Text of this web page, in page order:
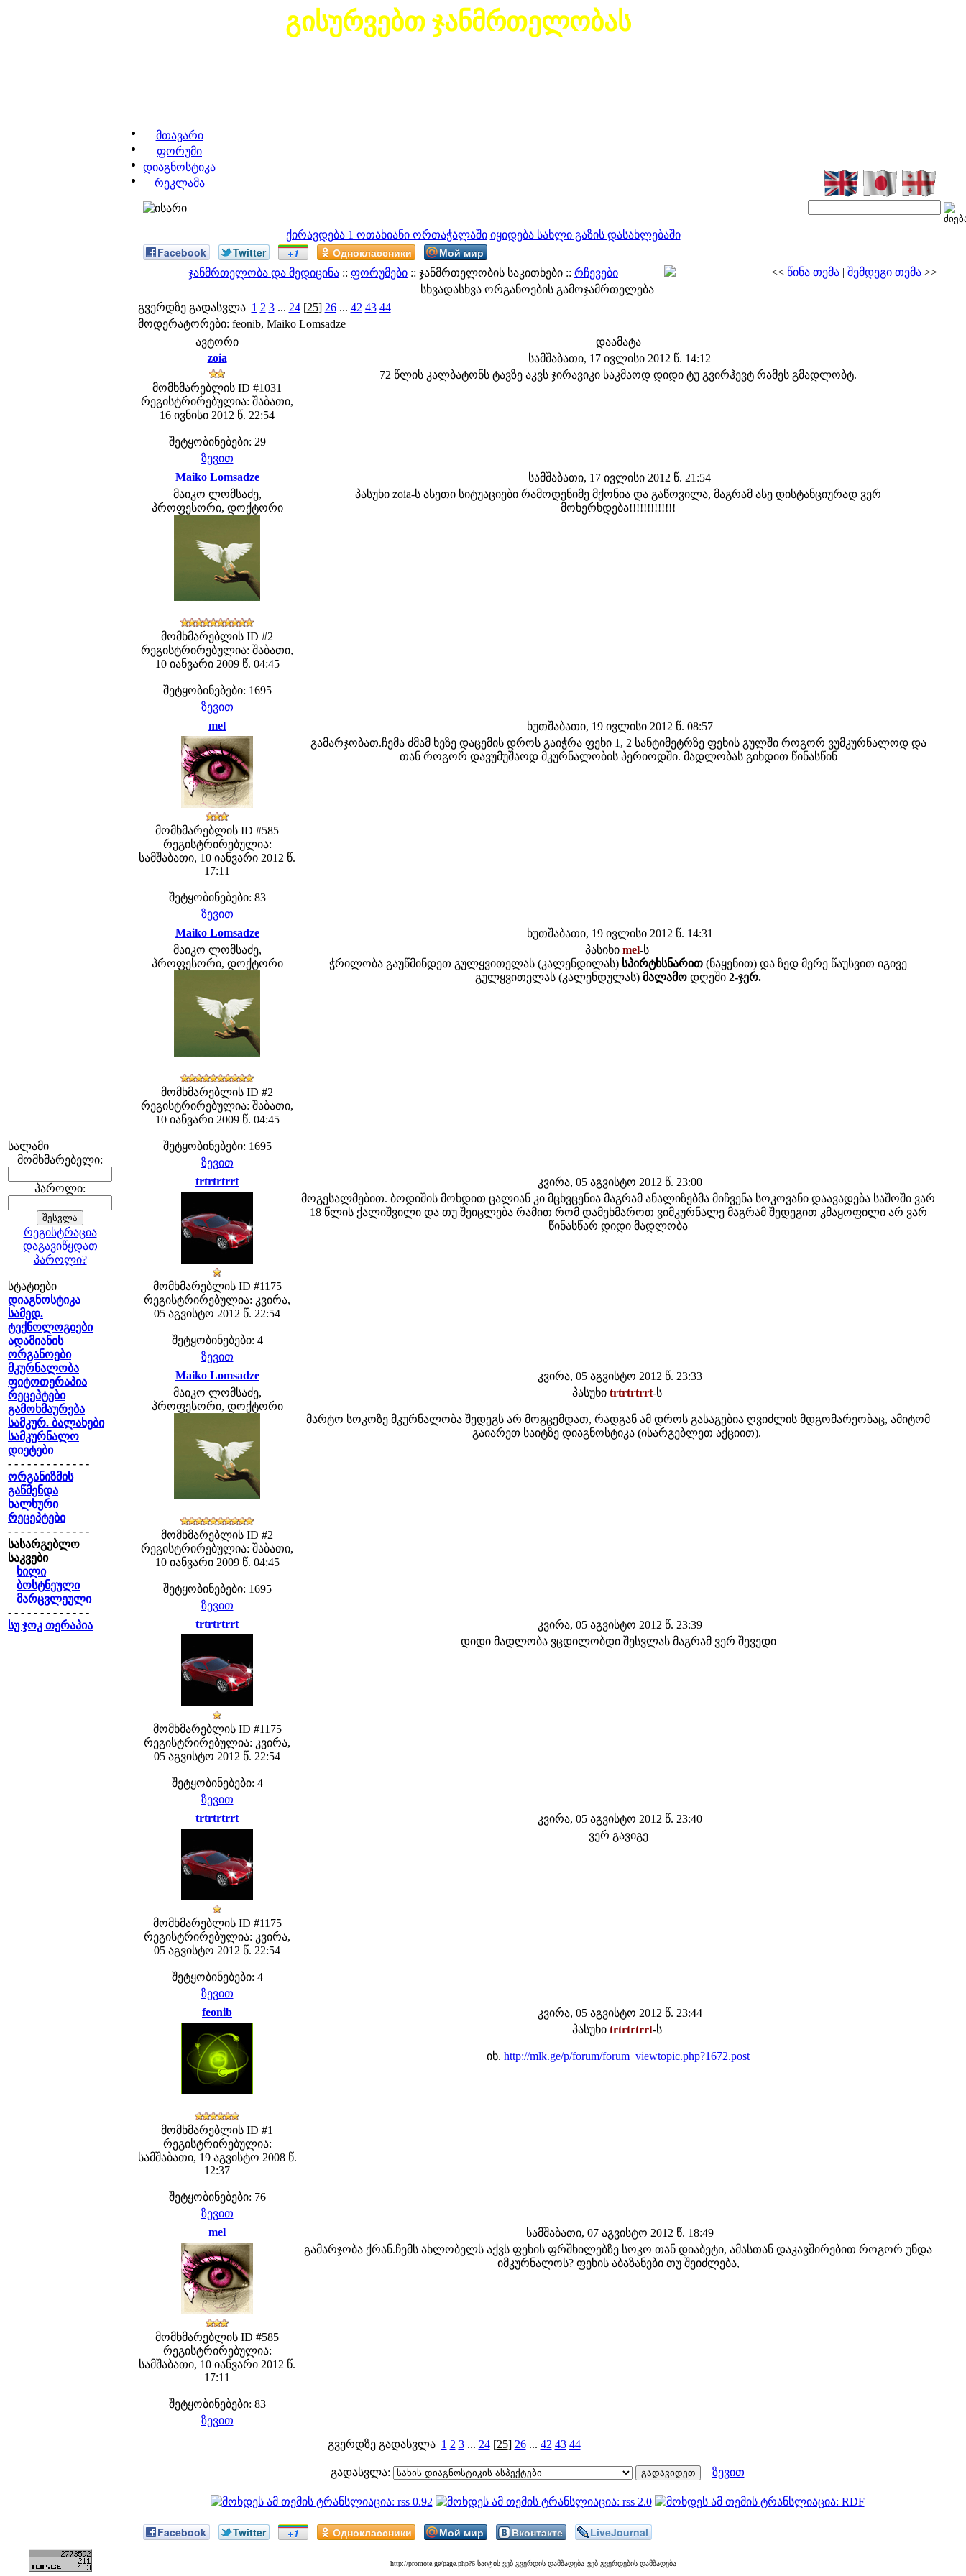
გისურვებთ ჯანმრთელობას
მთავარი
ფორუმი
დიაგნოსტიკა
რეკლამა
ქირავდება 1 ოთახიანი ორთაჭალაში იყიდება სახლი გაზის დასახლებაში
სალამი
მომხმარებელი:
პაროლი:
რეგისტრაცია
დაგავიწყდათ
პაროლი?
სტატიები
დიაგნოსტიკა
სამედ.
ტექნოლოგიები
ადამიანის
ორგანოები
მკურნალობა
ფიტოთერაპია
რეცეპტები
გამოხმაურება
სამკურ. ბალახები
სამკურნალო
დიეტები
- - - - - - - - - - - - -
ორგანიზმის
გაწმენდა
ხალხური
რეცეპტები
- - - - - - - - - - - - -
სასარგებლო
საკვები
ხილი
ბოსტნეული
მარცვლეული
- - - - - - - - - - - - -
სუ ჯოკ თერაპია
Facebook Twitter +1 Одноклассники Мой мир
ჯანმრთელობა და მედიცინა :: ფორუმები :: ჯანმრთელობის საკითხები :: რჩევები << წინა თემა| შემდეგი თემა>>
სხვადასხვა ორგანოების გამოჯამრთელება
გვერდზე გადასვლა 1 2 3... 24[25] 26... 42 43 44
მოდერატორები: feonib, Maiko Lomsadze
ავტორი
დაამატა
zoia
სამშაბათი, 17 ივლისი 2012 წ. 14:12
მომხმარებლის ID #1031
რეგისტრირებულია: შაბათი,
16 ივნისი 2012 წ. 22:54
შეტყობინებები: 29
72 წლის კალბატონს ტავზე აკვს ჯირავიკი საკმაოდ დიდი ტუ გვირჰევტ რამეს გმადლობტ.
ზევით
Maiko Lomsadze
სამშაბათი, 17 ივლისი 2012 წ. 21:54
მაიკო ლომსაძე,
პროფესორი, დოქტორი
მომხმარებლის ID #2
რეგისტრირებულია: შაბათი,
10 იანვარი 2009 წ. 04:45
შეტყობინებები: 1695
პასუხი zoia-ს ასეთი სიტუაციები რამოდენიმე მქონია და გაწოვილა, მაგრამ ასე დისტანციურად ვერ
მოხერხდება!!!!!!!!!!!!!
ზევით
mel
ხუთშაბათი, 19 ივლისი 2012 წ. 08:57
მომხმარებლის ID #585
რეგისტრირებულია:
სამშაბათი, 10 იანვარი 2012 წ.
17:11
შეტყობინებები: 83
გამარჯობათ.ჩემა ძმამ ხეზე დაცემის დროს გაიჭრა ფეხი 1, 2 სანტიმეტრზე ფეხის გულში როგორ ვუმკურნალოდ და
თან როგორ დავუმუშაოდ მკურნალობის პერიოდში. მადლობას გიხდით წინასწინ
ზევით
Maiko Lomsadze
ხუთშაბათი, 19 ივლისი 2012 წ. 14:31
მაიკო ლომსაძე,
პროფესორი, დოქტორი
მომხმარებლის ID #2
რეგისტრირებულია: შაბათი,
10 იანვარი 2009 წ. 04:45
შეტყობინებები: 1695
პასიხი mel-ს
ჭრილობა გაუწმინდეთ გულყვითელას (კალენდილას) სპირტხსნარით (ნაყენით) და ზედ მერე წაუსვით იგივე
გულყვითელას (კალენდულას) მალამო დღეში 2-ჯერ.
ზევით
trtrtrtrrt
კვირა, 05 აგვისტო 2012 წ. 23:00
მომხმარებლის ID #1175
რეგისტრირებულია: კვირა,
05 აგვისტო 2012 წ. 22:54
შეტყობინებები: 4
მოგესალმებით. ბოდიშის მოხდით ცალიან კი მცხვცენია მაგრამ ანალიზებმა მიჩვენა სოკოვანი დაავადება საშოში ვარ
18 წლის ქალიშვილი და თუ შეიცლება რამით რომ დამეხმაროთ ვიმკურნალე მაგრამ შედეგით კმაყოფილი არ ვარ
წინასწარ დიდი მადლობა
ზევით
Maiko Lomsadze
კვირა, 05 აგვისტო 2012 წ. 23:33
მაიკო ლომსაძე,
პროფესორი, დოქტორი
მომხმარებლის ID #2
რეგისტრირებულია: შაბათი,
10 იანვარი 2009 წ. 04:45
შეტყობინებები: 1695
პასუხიtrtrtrtrrt-ს
მარტო სოკოზე მკურნალობა შედეგს არ მოგცემდათ, რადგან ამ დროს გასაგებია ღვიძლის მდგომარეობაც, ამიტომ
გაიარეთ საიტზე დიაგნოსტიკა (ისარგებლეთ აქციით).
ზევით
trtrtrtrrt
კვირა, 05 აგვისტო 2012 წ. 23:39
მომხმარებლის ID #1175
რეგისტრირებულია: კვირა,
05 აგვისტო 2012 წ. 22:54
შეტყობინებები: 4
დიდი მადლობა ვცდილობდი შესვლას მაგრამ ვერ შევედი
ზევით
trtrtrtrrt
კვირა, 05 აგვისტო 2012 წ. 23:40
მომხმარებლის ID #1175
რეგისტრირებულია: კვირა,
05 აგვისტო 2012 წ. 22:54
შეტყობინებები: 4
ვერ გავიგე
ზევით
feonib
კვირა, 05 აგვისტო 2012 წ. 23:44
მომხმარებლის ID #1
რეგისტრირებულია:
სამშაბათი, 19 აგვისტო 2008 წ.
12:37
შეტყობინებები: 76
პასუხი trtrtrtrrt-ს
იხ. http://mlk.ge/p/forum/forum_viewtopic.php?1672.post
ზევით
mel
სამშაბათი, 07 აგვისტო 2012 წ. 18:49
მომხმარებლის ID #585
რეგისტრირებულია:
სამშაბათი, 10 იანვარი 2012 წ.
17:11
შეტყობინებები: 83
გამარჯობა ქრან.ჩემს ახლობელს აქვს ფეხის ფრშხილებზე სოკო თან დიაბეტი, ამასთან დაკავშირებით როგორ უნდა
იმკურნალოს? ფეხის აბაზანები თუ შეიძლება,
ზევით
გვერდზე გადასვლა 1 2 3... 24[25] 26... 42 43 44
გადასვლა: ზევით
Facebook Twitter +1 Одноклассники Мой мир Вконтакте LiveJournal
http://promote.ge/page.php?6 საიტის ვებ გვერდის დამზადება ვებ გვერდების დამზადება